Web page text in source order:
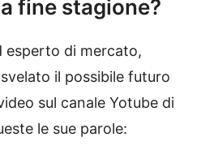
fine stagione?
esperto di mercato,
il possibile futuro
sul canale Yotube di
le sue parole: